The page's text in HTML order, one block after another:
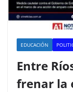
EDUCACIÓN
Entre
frenar la